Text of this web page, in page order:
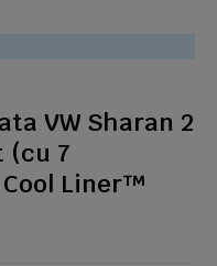
VW Sharan 2
(cu 7
Liner™